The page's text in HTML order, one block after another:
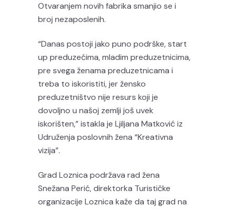
Otvaranjem novih fabrika smanjio se i
broj nezaposlenih.
“Danas postoji jako puno podrške, start
up preduzećima, mladim preduzetnicima,
pre svega ženama preduzetnicama i
treba to iskoristiti, jer žensko
preduzetništvo nije resurs koji je
dovoljno u našoj zemlji još uvek
iskorišten,” istakla je Ljiljana Matković iz
Udruženja poslovnih žena “Kreativna
vizija”.
Grad Loznica podržava rad žena
Snežana Perić, direktorka Turističke
organizacije Loznica kaže da taj grad na